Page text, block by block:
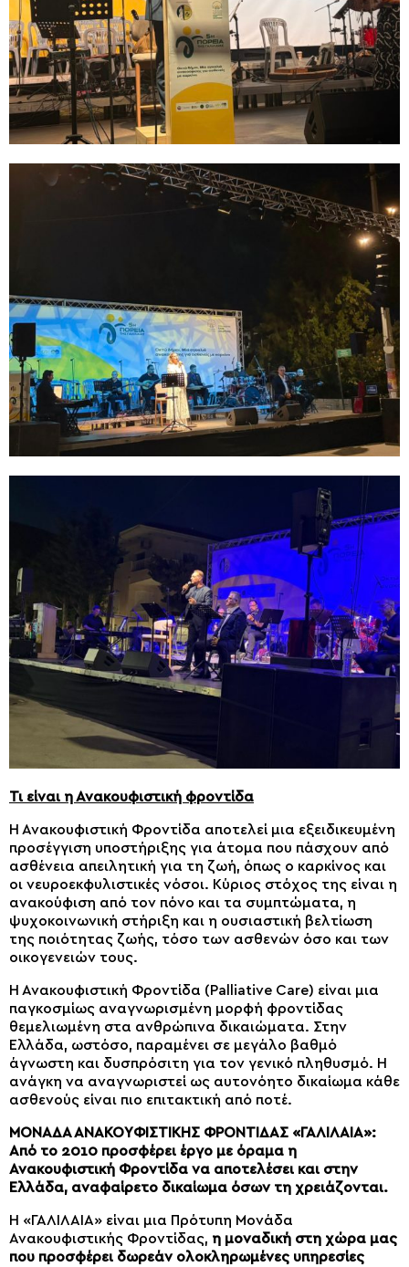
Τι είναι η Ανακουφιστική φροντίδα
Η Ανακουφιστική Φροντίδα αποτελεί μια εξειδικευμένη
προσέγγιση υποστήριξης για άτομα που πάσχουν από
ασθένεια απειλητική για τη ζωή, όπως ο καρκίνος και
οι νευροεκφυλιστικές νόσοι. Κύριος στόχος της είναι η
ανακούφιση από τον πόνο και τα συμπτώματα, η
ψυχοκοινωνική στήριξη και η ουσιαστική βελτίωση
της ποιότητας ζωής, τόσο των ασθενών όσο και των
οικογενειών τους.
Η Ανακουφιστική Φροντίδα (Palliative Care) είναι μια
παγκοσμίως αναγνωρισμένη μορφή φροντίδας
θεμελιωμένη στα ανθρώπινα δικαιώματα. Στην
Ελλάδα, ωστόσο, παραμένει σε μεγάλο βαθμό
άγνωστη και δυσπρόσιτη για τον γενικό πληθυσμό. Η
ανάγκη να αναγνωριστεί ως αυτονόητο δικαίωμα κάθε
ασθενούς είναι πιο επιτακτική από ποτέ.
ΜΟΝΑΔΑ ΑΝΑΚΟΥΦΙΣΤΙΚΗΣ ΦΡΟΝΤΙΔΑΣ «ΓΑΛΙΛΑΙΑ»:
Από το 2010 προσφέρει έργο με όραμα η
Ανακουφιστική Φροντίδα να αποτελέσει και στην
Ελλάδα, αναφαίρετο δικαίωμα όσων τη χρειάζονται.
Η «ΓΑΛΙΛΑΙΑ» είναι μια Πρότυπη Μονάδα
Ανακουφιστικής Φροντίδας, η μοναδική στη χώρα μας
που προσφέρει δωρεάν ολοκληρωμένες υπηρεσίες